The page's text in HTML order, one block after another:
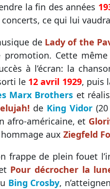
la fin des années
concerts, ce qui lui
de Lady of the
Cette
à l’écran: la
le 12 avril 1929, puis
Marx Brothers et
de King Vidor(20
afro-américaine, et
aux Ziegfeld
frappe de plein fouet
Pour décrocher la
Bing Crosby,